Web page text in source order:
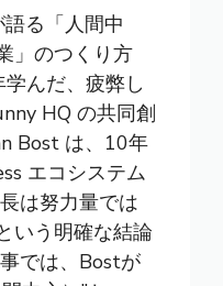
る「人間中
」のつくり方
んだ、疲弊し
HQ の共同創
Bost は、10年
エコシステム
は努力量では
いう明確な結論
では、Bostが